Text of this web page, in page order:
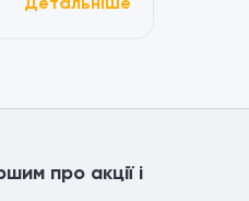
чохли,
про акції і